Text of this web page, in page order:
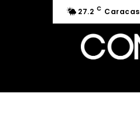
27.2 C Caracas